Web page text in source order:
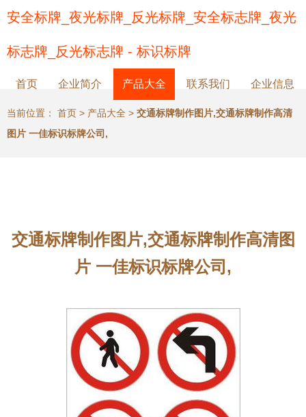
安全标牌_夜光标牌_反光标牌_安全标志牌_夜光
标志牌_反光标志牌 - 标识标牌
首页 企业简介 产品大全 联系我们 企业信息
当前位置： 首页 > 产品大全 > 交通标牌制作图片,交通标牌制作高清
图片 一佳标识标牌公司,
交通标牌制作图片,交通标牌制作高清图
片 一佳标识标牌公司,